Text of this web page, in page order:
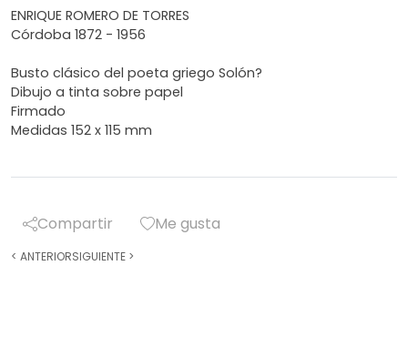
ENRIQUE ROMERO DE TORRES
Córdoba 1872 - 1956
Busto clásico del poeta griego Solón?
Dibujo a tinta sobre papel
Firmado
Medidas 152 x 115 mm
Compartir Me gusta
< ANTERIORSIGUIENTE >